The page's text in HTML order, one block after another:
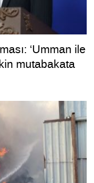
‘Umman ile
mutabakata